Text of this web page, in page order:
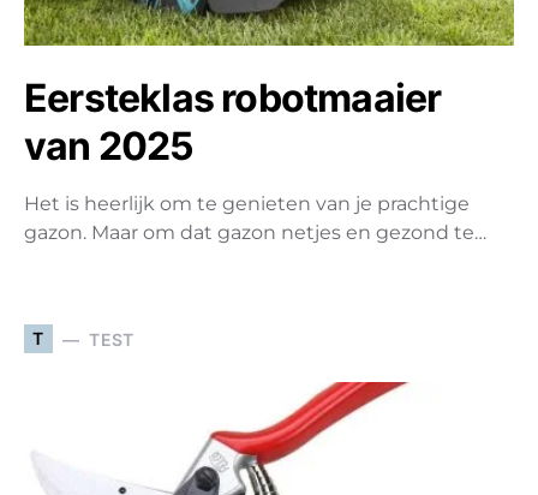
Eersteklas robotmaaier
van 2025
Het is heerlijk om te genieten van je prachtige
gazon. Maar om dat gazon netjes en gezond te…
T TEST